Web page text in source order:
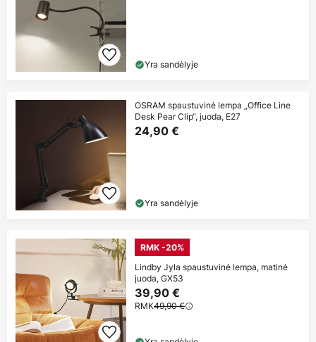
Yra sandėlyje
OSRAM spaustuvinė lempa „Office Line
Desk Pear Clip“, juoda, E27
24,90 €
Yra sandėlyje
RMK -20%
Lindby Jyla spaustuvinė lempa, matinė
juoda, GX53
39,90 €
RMK49,90 €